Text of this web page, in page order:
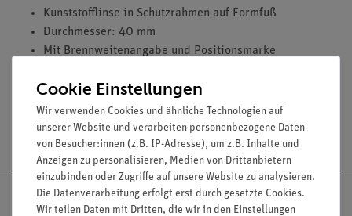
Kunststofflinse in Schutzrahmen auf Formfuß
Durchmesser: 40 mm
Mit Brennweitenangabe und Positionsmarke
Versandkostenfrei ab 300,- €
Cookie Einstellungen
Wir verwenden Cookies und ähnliche Technologien auf
unserer Website und verarbeiten personenbezogene Daten
von Besucher:innen (z.B. IP-Adresse), um z.B. Inhalte und
Anzeigen zu personalisieren, Medien von Drittanbietern
einzubinden oder Zugriffe auf unsere Website zu analysieren.
Die Datenverarbeitung erfolgt erst durch gesetzte Cookies.
Wir teilen Daten mit Dritten, die wir in den Einstellungen